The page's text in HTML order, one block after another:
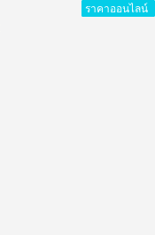
ราคาออนไลน์
ราคาออนไลน์
ราคาออนไลน์
ราคาออนไลน์
ราคาออนไลน์
ราคาออนไลน์
ราคาออนไลน์
ราคาออนไลน์
ราคาออนไลน์